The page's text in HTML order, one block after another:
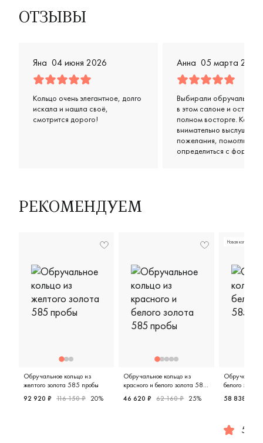
ОТЗЫВЫ
Яна 04 июня 2026
Кольцо очень элегантное, долго
искала и нашла своё,
смотрится дорого!
Анна 05 марта 2026
Выбирали обручальные
в этом салоне и
полном восторге.
внимательно выслушали
пожелания, помогли
определиться с формой
чувствовалось, что им
ушли довольными.
РЕКОМЕНДУЕМ
Обручальное кольцо из
желтого золота 585 пробы
Мужские, парные, желтое золото 585 пробы,
92 920 ₽ 116 150 ₽ 20%
Обручальное кольцо из
красного и белого золота 585
пробы
Женские, мужские, парные,
46 620 ₽ 62 160 ₽ 25%
Новая коллекция
белого
58 838 ₽
5.0